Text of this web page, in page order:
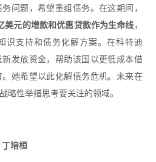
问题，希望重组债务。在这期间，
美元的增款和优惠贷款作为生命线 ，
识支持和债务化解方案。在科特迪
发放资金，帮助该国以更低成本借
她希望以此化解债务危机。未来在
略性举措思考要关注的领域。
丁培桓